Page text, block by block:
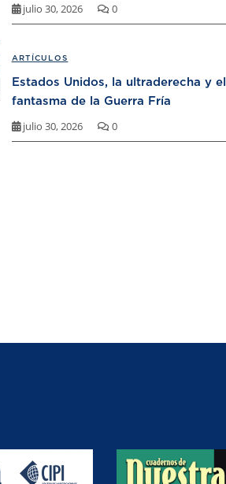
julio 30, 2026 0
ARTÍCULOS
Estados Unidos, la ultraderecha y el
fantasma de la Guerra Fría
julio 30, 2026 0